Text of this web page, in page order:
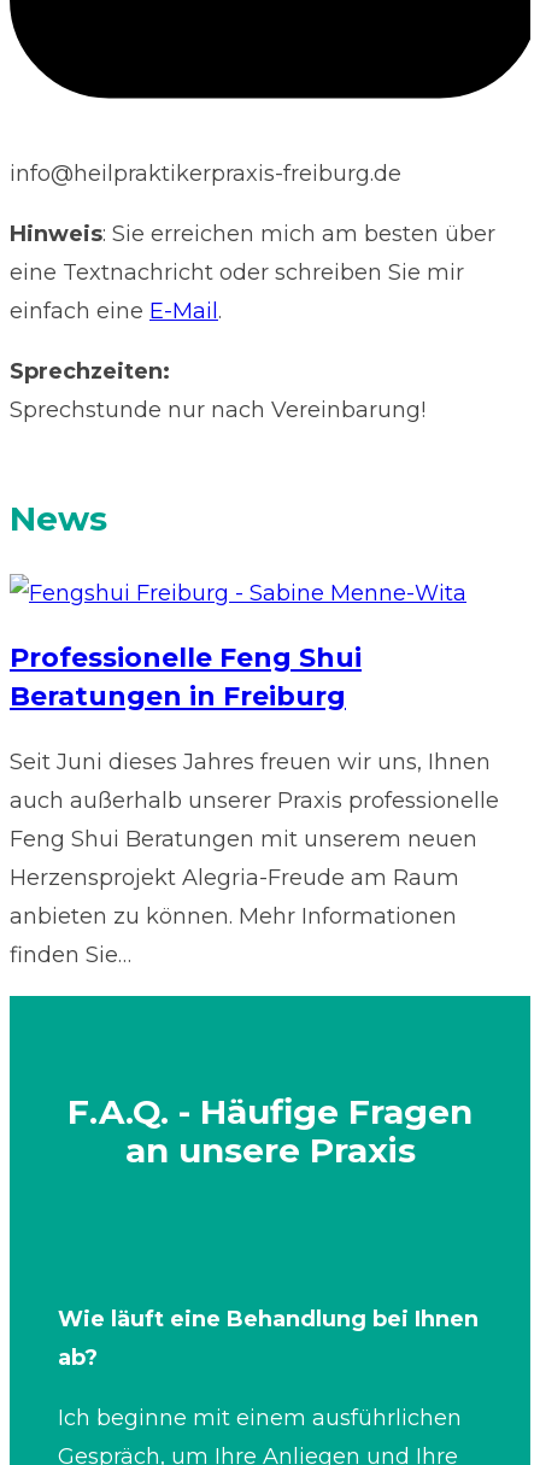
info@heilpraktikerpraxis-freiburg.de
Hinweis: Sie erreichen mich am besten über
eine Textnachricht oder schreiben Sie mir
einfach eine E-Mail .
Sprechzeiten:
Sprechstunde nur nach Vereinbarung!
News
Professionelle Feng Shui
Beratungen in Freiburg
Seit Juni dieses Jahres freuen wir uns, Ihnen
auch außerhalb unserer Praxis professionelle
Feng Shui Beratungen mit unserem neuen
Herzensprojekt Alegria-Freude am Raum
anbieten zu können. Mehr Informationen
finden Sie…
F.A.Q. - Häufige Fragen
an unsere Praxis
Wie läuft eine Behandlung bei Ihnen
ab?
Ich beginne mit einem ausführlichen
Gespräch, um Ihre Anliegen und Ihre